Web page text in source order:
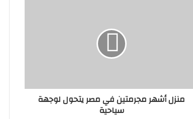
منزل أشهر مجرمتين في مصر يتحول لوجهة
سياحية